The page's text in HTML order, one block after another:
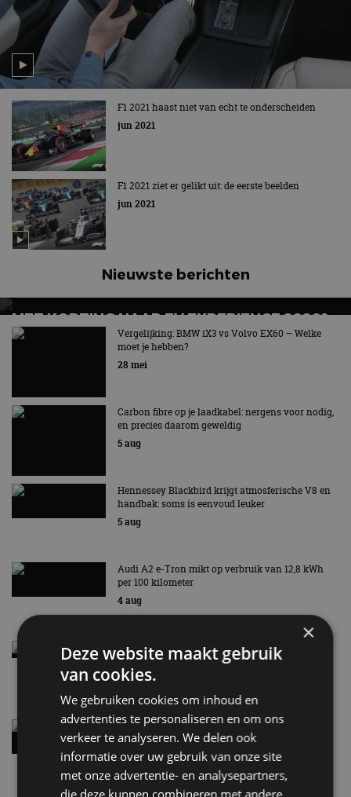
F1 2021 haast niet van echt te onderscheiden
jun 2021
F1 2021 ziet er gelikt uit: de eerste beelden
jun 2021
Nieuwste berichten
MET KORTING NAAR EV EXPERIENCE 2026?
AUTORAI REGELT HET!
EV Experience 2026 van 24 tot 26 september
Vergelijking: BMW iX3 vs Volvo EX60 – Welke
moet je hebben?
28 mei
Carbon fibre op je laadkabel: nergens voor nodig,
en precies daarom geweldig
5 aug
Hennessey Blackbird krijgt atmosferische V8 en
handbak: soms is eenvoud leuker
5 aug
Audi A2 e-Tron mikt op verbruik van 12,8 kWh
per 100 kilometer
4 aug
Elektrische Geely E2 (tijdelijk) net zo goedkoop
als een Renault Twingo
4 aug
Vernieuwde Hyundai Ioniq 6 rijdt tot 680
kilometer en wordt goedkoper
4 aug
×
Deze website maakt gebruik
van cookies.
We gebruiken cookies om inhoud en
advertenties te personaliseren en om ons
verkeer te analyseren. We delen ook
informatie over uw gebruik van onze site
met onze advertentie- en analysepartners,
die deze kunnen combineren met andere